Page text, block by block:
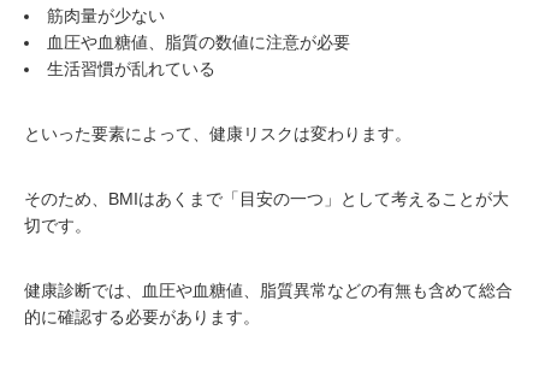
筋肉量が少ない
血圧や血糖値、脂質の数値に注意が必要
生活習慣が乱れている
といった要素によって、健康リスクは変わります。
そのため、BMIはあくまで「目安の一つ」として考えることが大
切です。
健康診断では、血圧や血糖値、脂質異常などの有無も含めて総合
的に確認する必要があります。